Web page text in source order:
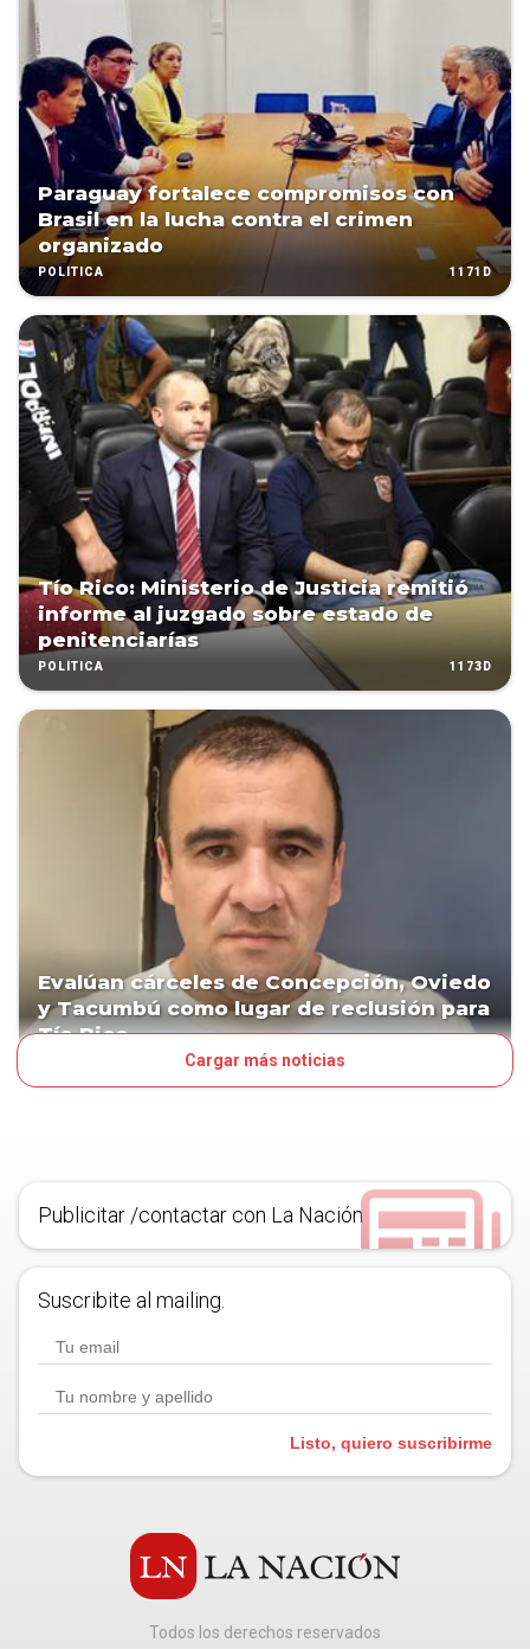
Paraguay fortalece compromisos con
Brasil en la lucha contra el crimen
organizado
POLÍTICA 1171D
Tío Rico: Ministerio de Justicia remitió
informe al juzgado sobre estado de
penitenciarías
POLÍTICA 1173D
Evalúan cárceles de Concepción, Oviedo
y Tacumbú como lugar de reclusión para
Tío Rico
Cargar más noticias
Publicitar /contactar con La Nación
Suscribite al mailing.
Listo, quiero suscribirme
Todos los derechos reservados